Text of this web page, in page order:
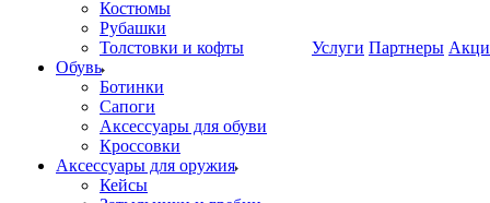
Костюмы
Рубашки
Толстовки и кофты
Обувь
Ботинки
Сапоги
Аксессуары для обуви
Кроссовки
Аксессуары для оружия
Кейсы
Услуги Партнеры